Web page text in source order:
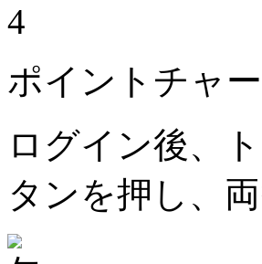
4
ポイントチャ
ログイン後、
タンを押し、